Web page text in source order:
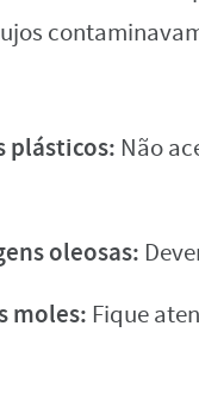
plásticos: Não
oleosas:
moles: Fique